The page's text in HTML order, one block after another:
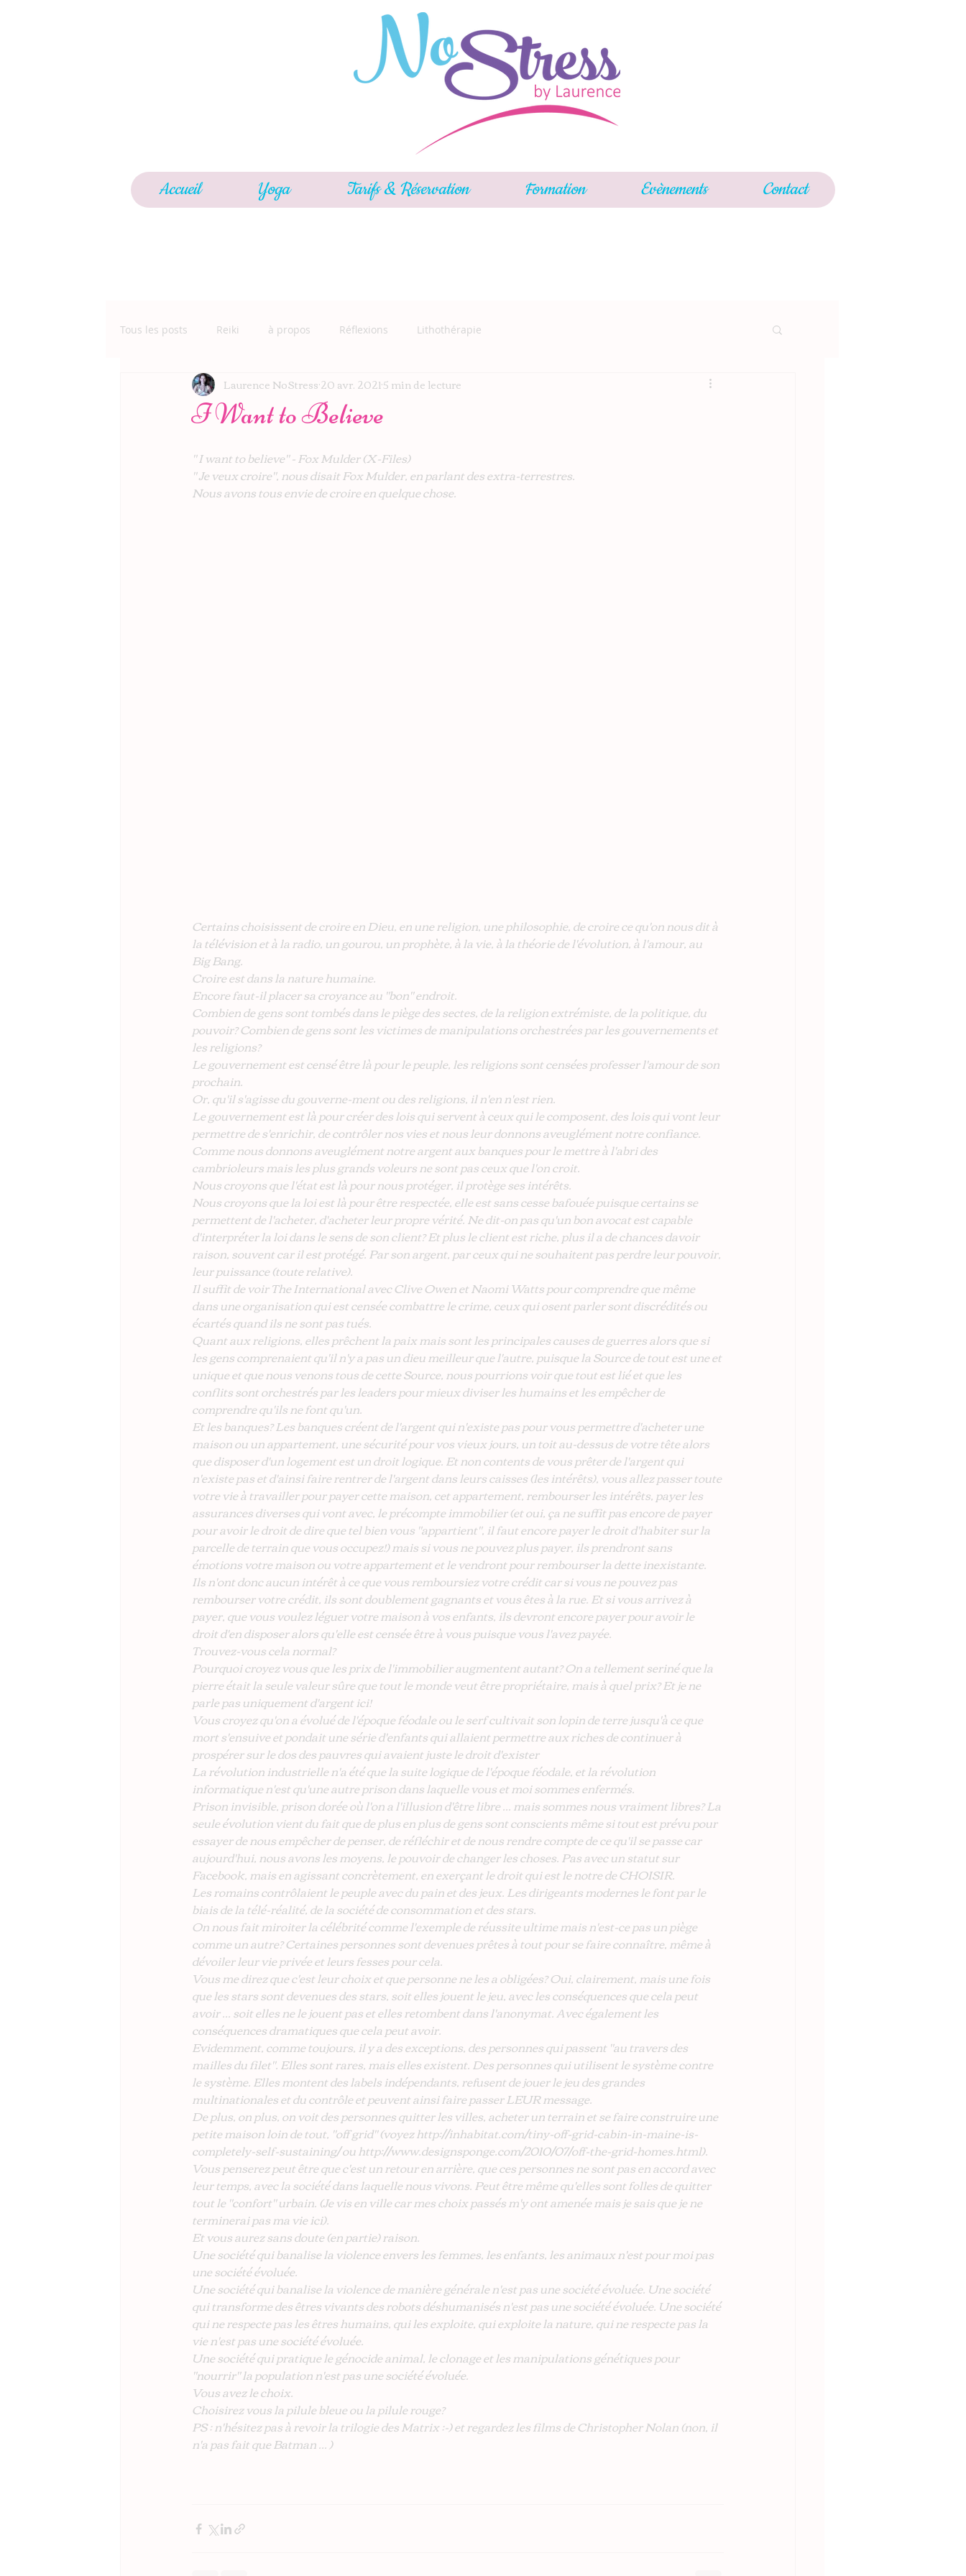
Accueil Yoga Tarifs & Réservation Formation Evènements Contact
Tous les posts Reiki à propos Réflexions Lithothérapie
I Want to Believe
Laurence NoStress20 avr. 20215 min de lecture
" I want to believe" - Fox Mulder (X-Files)
" Je veux croire", nous disait Fox Mulder, en parlant des extra-terrestres.
Nous avons tous envie de croire en quelque chose.
Certains choisissent de croire en Dieu, en une religion, une philosophie, de croire ce qu'on nous dit à
la télévision et à la radio, un gourou, un prophète, à la vie, à la théorie de l'évolution, à l'amour, au
Big Bang.
Croire est dans la nature humaine.
Encore faut-il placer sa croyance au "bon" endroit.
Combien de gens sont tombés dans le piège des sectes, de la religion extrémiste, de la politique, du
pouvoir? Combien de gens sont les victimes de manipulations orchestrées par les gouvernements et
les religions?
Le gouvernement est censé être là pour le peuple, les religions sont censées professer l'amour de son
prochain.
Or, qu'il s'agisse du gouverne-ment ou des religions, il n'en n'est rien.
Le gouvernement est là pour créer des lois qui servent à ceux qui le composent, des lois qui vont leur
permettre de s'enrichir, de contrôler nos vies et nous leur donnons aveuglément notre confiance.
Comme nous donnons aveuglément notre argent aux banques pour le mettre à l'abri des
cambrioleurs mais les plus grands voleurs ne sont pas ceux que l'on croit.
Nous croyons que l'état est là pour nous protéger, il protège ses intérêts.
Nous croyons que la loi est là pour être respectée, elle est sans cesse bafouée puisque certains se
permettent de l'acheter, d'acheter leur propre vérité. Ne dit-on pas qu'un bon avocat est capable
d'interpréter la loi dans le sens de son client? Et plus le client est riche, plus il a de chances davoir
raison, souvent car il est protégé. Par son argent, par ceux qui ne souhaitent pas perdre leur pouvoir,
leur puissance (toute relative).
Il suffit de voir The International avec Clive Owen et Naomi Watts pour comprendre que même
dans une organisation qui est censée combattre le crime, ceux qui osent parler sont discrédités ou
écartés quand ils ne sont pas tués.
Quant aux religions, elles prêchent la paix mais sont les principales causes de guerres alors que si
les gens comprenaient qu'il n'y a pas un dieu meilleur que l'autre, puisque la Source de tout est une et
unique et que nous venons tous de cette Source, nous pourrions voir que tout est lié et que les
conflits sont orchestrés par les leaders pour mieux diviser les humains et les empêcher de
comprendre qu'ils ne font qu'un.
Et les banques? Les banques créent de l'argent qui n'existe pas pour vous permettre d'acheter une
maison ou un appartement, une sécurité pour vos vieux jours, un toit au-dessus de votre tête alors
que disposer d'un logement est un droit logique. Et non contents de vous prêter de l'argent qui
n'existe pas et d'ainsi faire rentrer de l'argent dans leurs caisses (les intérêts), vous allez passer toute
votre vie à travailler pour payer cette maison, cet appartement, rembourser les intérêts, payer les
assurances diverses qui vont avec, le précompte immobilier (et oui, ça ne suffit pas encore de payer
pour avoir le droit de dire que tel bien vous "appartient", il faut encore payer le droit d'habiter sur la
parcelle de terrain que vous occupez!) mais si vous ne pouvez plus payer, ils prendront sans
émotions votre maison ou votre appartement et le vendront pour rembourser la dette inexistante.
Ils n'ont donc aucun intérêt à ce que vous remboursiez votre crédit car si vous ne pouvez pas
rembourser votre crédit, ils sont doublement gagnants et vous êtes à la rue. Et si vous arrivez à
payer, que vous voulez léguer votre maison à vos enfants, ils devront encore payer pour avoir le
droit d'en disposer alors qu'elle est censée être à vous puisque vous l'avez payée.
Trouvez-vous cela normal?
Pourquoi croyez vous que les prix de l'immobilier augmentent autant? On a tellement seriné que la
pierre était la seule valeur sûre que tout le monde veut être propriétaire, mais à quel prix? Et je ne
parle pas uniquement d'argent ici!
Vous croyez qu'on a évolué de l'époque féodale ou le serf cultivait son lopin de terre jusqu'à ce que
mort s'ensuive et pondait une série d'enfants qui allaient permettre aux riches de continuer à
prospérer sur le dos des pauvres qui avaient juste le droit d'exister
La révolution industrielle n'a été que la suite logique de l'époque féodale, et la révolution
informatique n'est qu'une autre prison dans laquelle vous et moi sommes enfermés.
Prison invisible, prison dorée où l'on a l'illusion d'être libre ... mais sommes nous vraiment libres? La
seule évolution vient du fait que de plus en plus de gens sont conscients même si tout est prévu pour
essayer de nous empêcher de penser, de réfléchir et de nous rendre compte de ce qu'il se passe car
aujourd'hui, nous avons les moyens, le pouvoir de changer les choses. Pas avec un statut sur
Facebook, mais en agissant concrètement, en exerçant le droit qui est le notre de CHOISIR.
Les romains contrôlaient le peuple avec du pain et des jeux. Les dirigeants modernes le font par le
biais de la télé-réalité, de la société de consommation et des stars.
On nous fait miroiter la célébrité comme l'exemple de réussite ultime mais n'est-ce pas un piège
comme un autre? Certaines personnes sont devenues prêtes à tout pour se faire connaître, même à
dévoiler leur vie privée et leurs fesses pour cela.
Vous me direz que c'est leur choix et que personne ne les a obligées? Oui, clairement, mais une fois
que les stars sont devenues des stars, soit elles jouent le jeu, avec les conséquences que cela peut
avoir ... soit elles ne le jouent pas et elles retombent dans l'anonymat. Avec également les
conséquences dramatiques que cela peut avoir.
Evidemment, comme toujours, il y a des exceptions, des personnes qui passent "au travers des
mailles du filet". Elles sont rares, mais elles existent. Des personnes qui utilisent le système contre
le système. Elles montent des labels indépendants, refusent de jouer le jeu des grandes
multinationales et du contrôle et peuvent ainsi faire passer LEUR message.
De plus, on plus, on voit des personnes quitter les villes, acheter un terrain et se faire construire une
petite maison loin de tout, "off grid" (voyez http://inhabitat.com/tiny-off-grid-cabin-in-maine-is-
completely-self-sustaining/​ ou http://www.designsponge.com/2010/07/off-the-grid-homes.html​)​.
Vous penserez peut être que c'est un retour en arrière, que ces personnes ne sont pas en accord avec
leur temps, avec la société dans laquelle nous vivons. Peut être même qu'elles sont folles de quitter
tout le "confort" urbain. (Je vis en ville car mes choix passés m'y ont amenée mais je sais que je ne
terminerai pas ma vie ici).
Et vous aurez sans doute (en partie) raison.
Une société qui banalise la violence envers les femmes, les enfants, les animaux n'est pour moi pas
une société évoluée.
Une société qui banalise la violence de manière générale n'est pas une société évoluée. Une société
qui transforme des êtres vivants des robots déshumanisés n'est pas une société évoluée. Une société
qui ne respecte pas les êtres humains, qui les exploite, qui exploite la nature, qui ne respecte pas la
vie n'est pas une société évoluée.
Une société qui pratique le génocide animal, le clonage et les manipulations génétiques pour
"nourrir" la population n'est pas une société évoluée.
Vous avez le choix.
Choisirez vous la pilule bleue ou la pilule rouge?
PS : n'hésitez pas à revoir la trilogie des Matrix :-) et regardez les films de Christopher Nolan (non, il
n'a pas fait que Batman ... )